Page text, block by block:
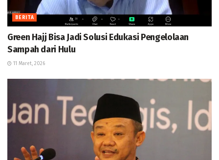
BERITA
Green Hajj Bisa Jadi Solusi Edukasi Pengelolaan
Sampah dari Hulu
11 Maret, 2026